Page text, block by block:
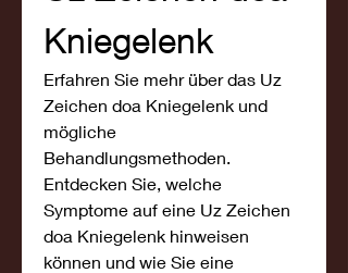
Kniegelenk
Erfahren Sie mehr über das Uz
Zeichen doa Kniegelenk und
mögliche
Behandlungsmethoden.
Entdecken Sie, welche
Symptome auf eine Uz Zeichen
doa Kniegelenk hinweisen
können und wie Sie eine